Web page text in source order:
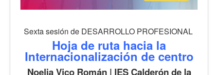
Sexta sesión de DESARROLLO PROFESIONAL
Hoja de ruta hacia la
Internacionalización de centro
Noelia Vico Román | IES Calderón de la